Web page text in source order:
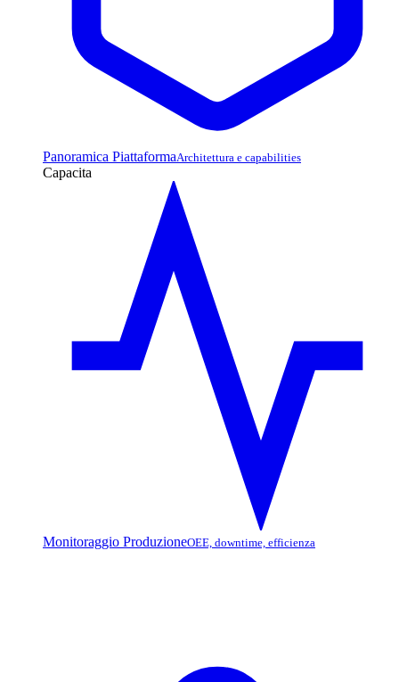
Panoramica PiattaformaArchitettura e capabilities
Capacita
Monitoraggio ProduzioneOEE, downtime, efficienza